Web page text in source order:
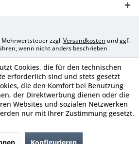
Mehrwertsteuer zzgl.Versandkosten und ggf.
wenn nicht anders beschrieben
Cookies, die für den technischen
erforderlich sind und stets gesetzt
die den Komfort bei Benutzung
der Direktwerbung dienen oder die
Websites und sozialen Netzwerken
nur mit Ihrer Zustimmung gesetzt.